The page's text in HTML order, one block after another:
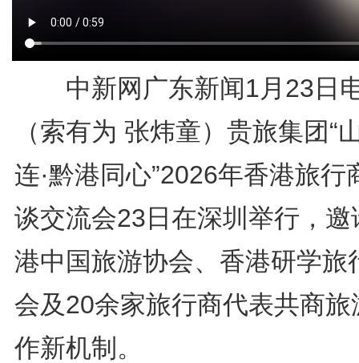
中新网广东新闻1月23日
（索有为 张炜童）贵旅集团“
连·黔港同心”2026年香港旅行
谈交流会23日在深圳举行，邀
港中国旅游协会、香港研学旅
会及20余家旅行商代表共商旅
作新机制。